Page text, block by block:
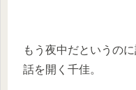
もう夜中だというの
話を開く千佳。